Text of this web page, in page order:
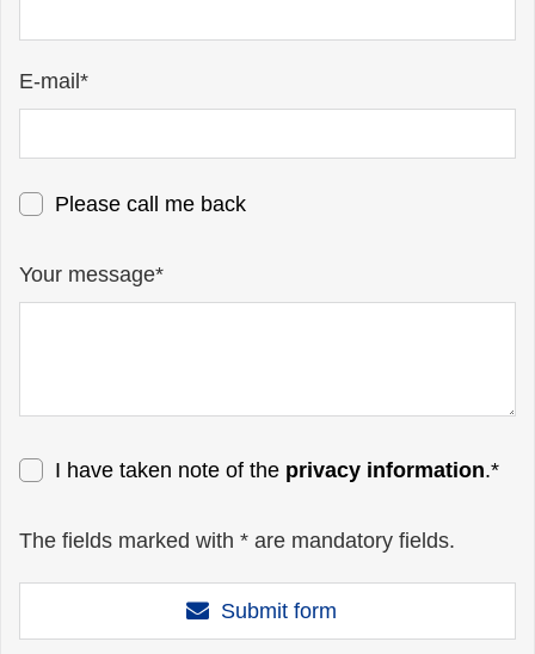
E-mail*
Please call me back
Your message*
I have taken note of the privacy information.*
The fields marked with * are mandatory fields.
Submit form